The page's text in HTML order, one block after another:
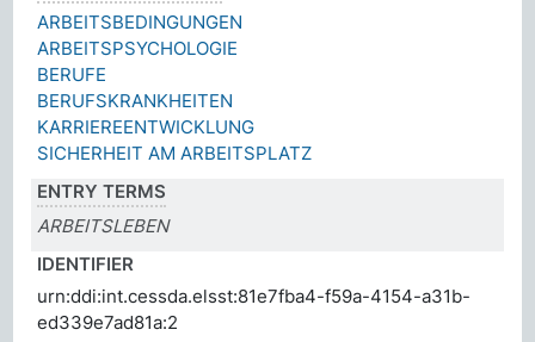
ARBEITSBEDINGUNGEN
ARBEITSPSYCHOLOGIE
BERUFE
BERUFSKRANKHEITEN
KARRIEREENTWICKLUNG
SICHERHEIT AM ARBEITSPLATZ
ENTRY TERMS
ARBEITSLEBEN
IDENTIFIER
urn:ddi:int.cessda.elsst:81e7fba4-f59a-4154-a31b-
ed339e7ad81a:2